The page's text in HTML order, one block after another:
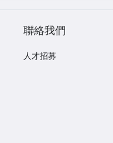
聯絡我們
人才招募